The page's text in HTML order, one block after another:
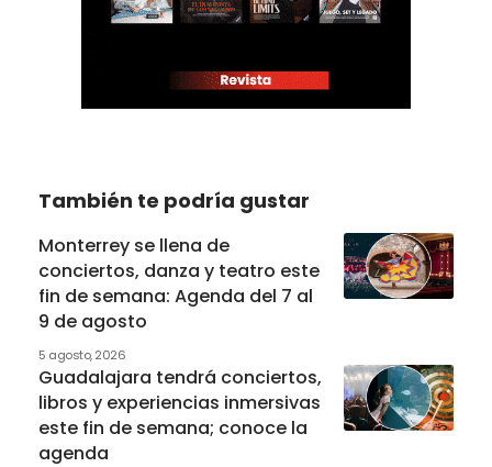
También te podría gustar
Monterrey se llena de
conciertos, danza y teatro este
fin de semana: Agenda del 7 al
9 de agosto
5 agosto, 2026
Guadalajara tendrá conciertos,
libros y experiencias inmersivas
este fin de semana; conoce la
agenda